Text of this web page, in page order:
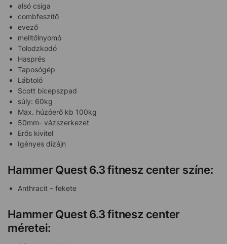
alsó csiga
combfeszítő
evező
melltőlnyomó
Tolodzkodó
Hasprés
Taposógép
Lábtoló
Scott bicepszpad
súly: 60kg
Max. húzóerő kb 100kg
50mm- vázszerkezet
Erős kivitel
Igényes dizájn
Hammer Quest 6.3 fitnesz center színe:
Anthracit – fekete
Hammer Quest 6.3 fitnesz center
méretei: